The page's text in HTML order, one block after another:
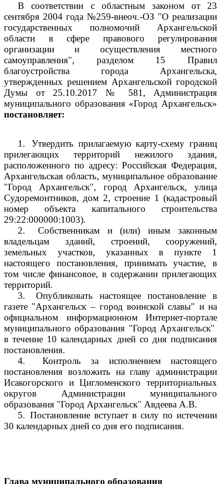
В соответствии с областным законом от 23
сентября 2004 года №259-внеоч.-ОЗ "О реализации
государственных полномочий Архангельской
области в сфере правового регулирования
организации и осуществления местного
самоуправления", разделом 15 Правил
благоустройства города Архангельска,
утвержденных решением Архангельской городской
Думы от 25.10.2017 № 581, Администрация
муниципального образования «Город Архангельск»
постановляет:
1.
Утвердить прилагаемую карту-схему границ
прилегающих территорий нежилого здания,
расположенного по адресу: Российская Федерация,
Архангельская область, муниципальное образование
"Город Архангельск", город Архангельск, улица
Судоремонтников, дом 2, строение 1 (кадастровый
номер объекта капитального строительства
29:22:000000:1003).
2.
Собственникам и (или) иным законным
владельцам зданий, строений, сооружений,
земельных участков, указанных в пункте 1
настоящего постановления, принимать участие, в
том числе финансовое, в содержании прилегающих
территорий.
3.
Опубликовать настоящее постановление в
газете "Архангельск – город воинской славы" и на
официальном информационном Интернет-портале
муниципального образования "Город Архангельск"
в течение 10 календарных дней со дня подписания
постановления.
4.
Контроль за исполнением настоящего
постановления возложить на главу администрации
Исакогорского и Цигломенского территориальных
округов Администрации муниципального
образования "Город Архангельск" Авдеева А.В.
5. Постановление вступает в силу по истечении
30 календарных дней со дня его подписания.
Глава муниципального образования